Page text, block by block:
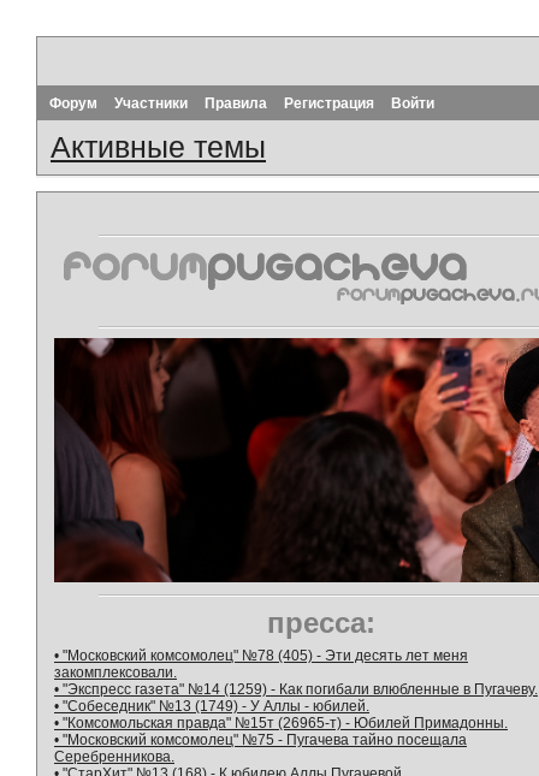
Форум Участники Правила Регистрация Войти
Активные темы
пресса:
• "Московский комсомолец" №78 (405) - Эти десять лет меня
закомплексовали.
• "Экспресс газета" №14 (1259) - Как погибали влюбленные в Пугачеву.
• "Собеседник" №13 (1749) - У Аллы - юбилей.
• "Комсомольская правда" №15т (26965-т) - Юбилей Примадонны.
• "Московский комсомолец" №75 - Пугачева тайно посещала
Серебренникова.